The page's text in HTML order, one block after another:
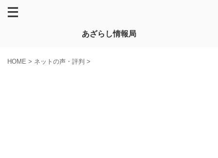
あざらし情報局
HOME > ネットの声・評判 >